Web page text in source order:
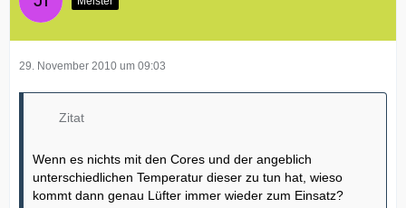
29. November 2010 um 09:03
Zitat
Wenn es nichts mit den Cores und der angeblich
unterschiedlichen Temperatur dieser zu tun hat, wieso
kommt dann genau Lüfter immer wieder zum Einsatz?